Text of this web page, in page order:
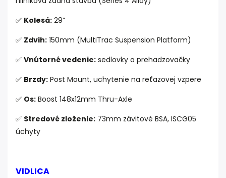
✅ Kolesá: 29”
✅ Zdvih: 150mm (MultiTrac Suspension Platform)
✅ Vnútorné vedenie: sedlovky a prehadzovačky
✅ Brzdy: Post Mount, uchytenie na reťazovej vzpere
✅ Os: Boost 148x12mm Thru-Axle
✅ Stredové zloženie: 73mm závitové BSA, ISCG05
úchyty
VIDLICA